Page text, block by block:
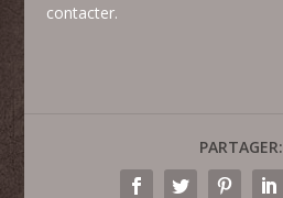
contacter.
PARTAGER: